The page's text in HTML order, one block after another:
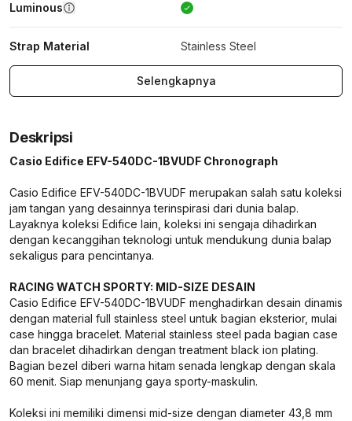
Luminous
Strap Material Stainless Steel
Selengkapnya
Deskripsi
Casio Edifice EFV-540DC-1BVUDF Chronograph
Casio Edifice EFV-540DC-1BVUDF merupakan salah satu koleksi
jam tangan yang desainnya terinspirasi dari dunia balap.
Layaknya koleksi Edifice lain, koleksi ini sengaja dihadirkan
dengan kecanggihan teknologi untuk mendukung dunia balap
sekaligus para pencintanya.
RACING WATCH SPORTY: MID-SIZE DESAIN
Casio Edifice EFV-540DC-1BVUDF menghadirkan desain dinamis
dengan material full stainless steel untuk bagian eksterior, mulai
case hingga bracelet. Material stainless steel pada bagian case
dan bracelet dihadirkan dengan treatment black ion plating.
Bagian bezel diberi warna hitam senada lengkap dengan skala
60 menit. Siap menunjang gaya sporty-maskulin.
Koleksi ini memiliki dimensi mid-size dengan diameter 43,8 mm